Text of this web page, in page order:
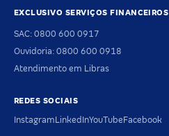
EXCLUSIVO SERVIÇOS FINANCEIROS
SAC: 0800 600 0917
Ouvidoria: 0800 600 0918
Atendimento em Libras
REDES SOCIAIS
InstagramLinkedInYouTubeFacebook